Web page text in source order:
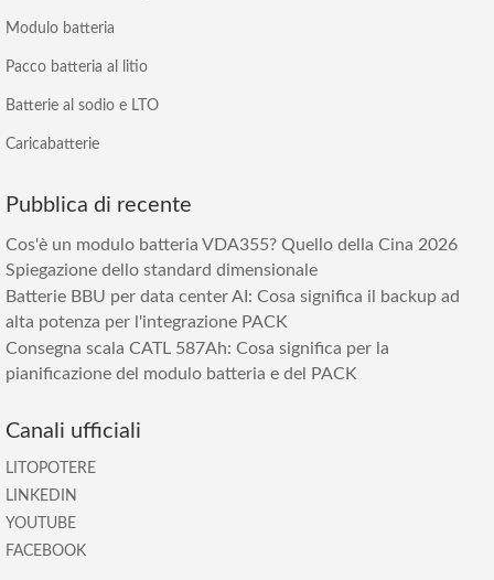
Modulo batteria
Pacco batteria al litio
Batterie al sodio e LTO
Caricabatterie
Pubblica di recente
Cos'è un modulo batteria VDA355? Quello della Cina 2026
Spiegazione dello standard dimensionale
Batterie BBU per data center AI: Cosa significa il backup ad
alta potenza per l'integrazione PACK
Consegna scala CATL 587Ah: Cosa significa per la
pianificazione del modulo batteria e del PACK
Canali ufficiali
LITOPOTERE
LINKEDIN
YOUTUBE
FACEBOOK